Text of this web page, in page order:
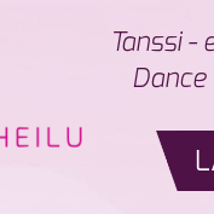
Tanssi -